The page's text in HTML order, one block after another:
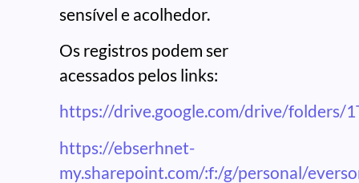
sensível e acolhedor.
Os registros podem ser
acessados pelos links:
https://drive.google.com/drive/folders/
https://ebserhnet-
my.sharepoint.com/:f:/g/personal/